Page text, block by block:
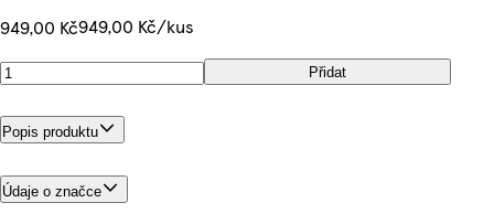
949,00 Kč949,00 Kč/kus
Přidat
Popis produktu
Údaje o značce